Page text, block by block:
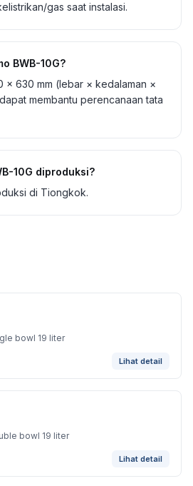
gas saat instalasi.
BWB-10G?
× 630 mm (lebar × kedalaman ×
membantu perencanaan tata
10G diproduksi?
di Tiongkok.
bowl 19 liter
Lihat detail
bowl 19 liter
Lihat detail